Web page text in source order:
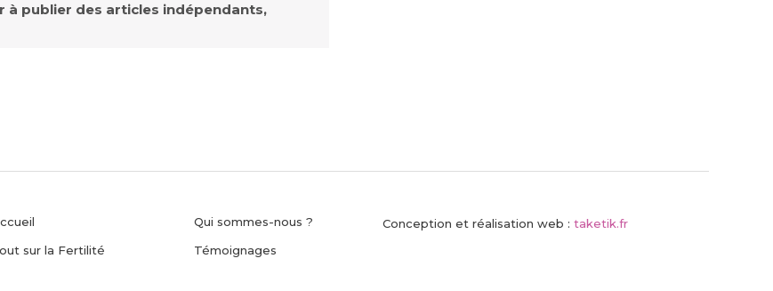
à publier des articles indépendants,
sur la Fertilité
Qui sommes-nous ?
Témoignages
Conception et réalisation web : taketik.fr